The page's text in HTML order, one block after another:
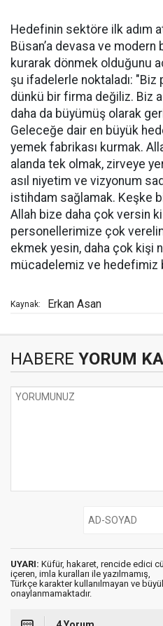
Hedefinin sektöre ilk adım
Büsan’a devasa ve modern
kurarak dönmek olduğunu
şu ifadelerle noktaladı: "Biz
dünkü bir firma değiliz. Biz
daha da büyümüş olarak
Geleceğe dair en büyük
yemek fabrikası kurmak.
alanda tek olmak, zirveye
asıl niyetim ve vizyonum
istihdam sağlamak. Keşke
Allah bize daha çok versin
personellerimize çok
ekmek yesin, daha çok kişi
mücadelemiz ve hedefimiz
Kaynak: Erkan Asan
HABERE YORUM
UYARI: Küfür, hakaret, rencide edici
içeren, imla kuralları ile yazılmamış,
Türkçe karakter kullanılmayan ve
onaylanmamaktadır.